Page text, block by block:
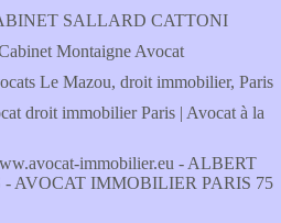
SALLARD CATTONI
Montaigne Avocat
Le Mazou, droit immobilier, Paris
droit immobilier Paris | Avocat à la
immobilier.eu - ALBERT
- AVOCAT IMMOBILIER PARIS 75